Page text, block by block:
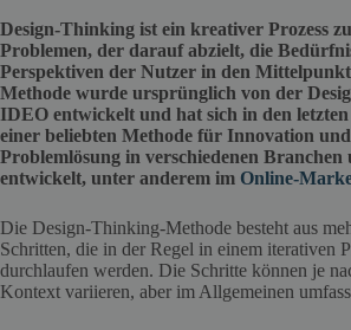
Design-Thinking ist ein kreativer Prozess
Problemen, der darauf abzielt, die
Perspektiven der Nutzer in den
Methode wurde ursprünglich von der
IDEO entwickelt und hat sich in den
einer beliebten Methode für Innovation und
Problemlösung in verschiedenen Branchen
entwickelt, unter anderem im Online-
Die Design-Thinking-Methode besteht aus
Schritten, die in der Regel in einem iterativen
durchlaufen werden. Die Schritte können je
Kontext variieren, aber im Allgemeinen